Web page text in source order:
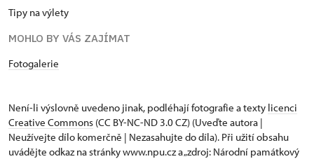
Tipy na výlety
MOHLO BY VÁS ZAJÍMAT
Fotogalerie
Není-li výslovně uvedeno jinak, podléhají fotografie a texty licenci
Creative Commons (CC BY-NC-ND 3.0 CZ) (Uveďte autora |
Neužívejte dílo komerčně | Nezasahujte do díla). Při užití obsahu
uvádějte odkaz na stránky www.npu.cz a „zdroj: Národní památkový